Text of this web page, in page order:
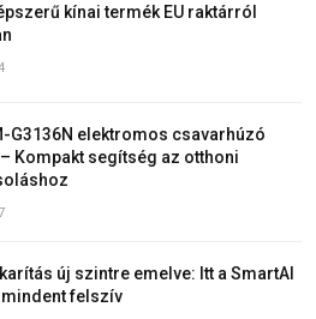
kínai termék EU raktárról
G3136N elektromos csavarhúzó
Kompakt segítség az otthoni
új szintre emelve: Itt a SmartAI
mindent felszív